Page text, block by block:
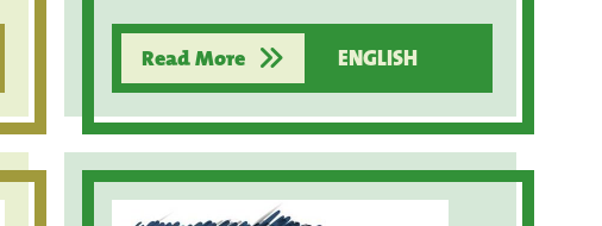
Read More ENGLISH